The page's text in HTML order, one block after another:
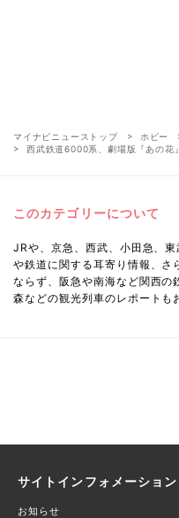
マイナビニューストップ ホビー
西武鉄道6000系、劇場版『あの花
このカテゴリーについて
JRや、京急、西武、小田急、
や鉄道に関する耳寄り情報、さ
ならず、阪急や南海など関西の
森などの観光列車のレポートも
サイトインフォメーション
お知らせ